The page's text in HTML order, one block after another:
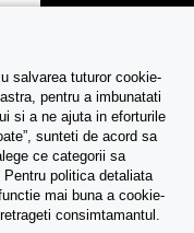
salvarea tuturor cookie-
pentru a imbunatati
si a ne ajuta in eforturile
sunteti de acord sa
ce categorii sa
politica detaliata
mai buna a cookie-
consimtamantul.